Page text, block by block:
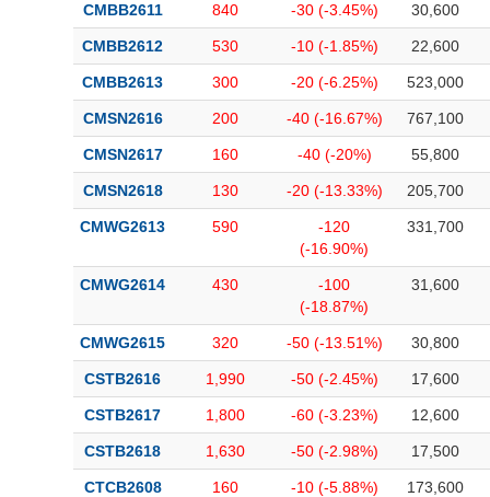
CMBB2611 840 -30 (-3.45%) 30,600
CMBB2612 530 -10 (-1.85%) 22,600
CMBB2613 300 -20 (-6.25%) 523,000
CMSN2616 200 -40 (-16.67%) 767,100
CMSN2617 160 -40 (-20%) 55,800
CMSN2618 130 -20 (-13.33%) 205,700
CMWG2613 590
-120
(-16.90%)
331,700
CMWG2614 430
-100
(-18.87%)
31,600
CMWG2615 320 -50 (-13.51%) 30,800
CSTB2616 1,990 -50 (-2.45%) 17,600
CSTB2617 1,800 -60 (-3.23%) 12,600
CSTB2618 1,630 -50 (-2.98%) 17,500
CTCB2608 160 -10 (-5.88%) 173,600